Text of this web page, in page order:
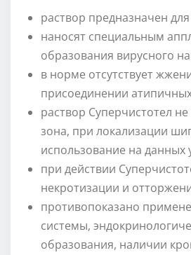
раствор предназначен
наносят специальным
образования вирусного
в норме отсутствует
присоединении
раствор Суперчистотел
зона, при локализации
использование на данных
при действии
некротизации и
противопоказано
системы,
образования, наличии